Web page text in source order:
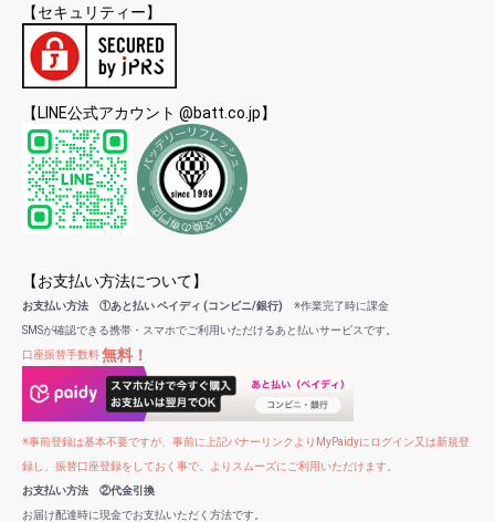
【セキュリティー】
【LINE公式アカウント @batt.co.jp】
【お支払い方法について】
お支払い方法 ①あと払い ペイディ (コンビニ/銀行) ※作業完了時に課金
SMSが確認できる携帯・スマホでご利用いただけるあと払いサービスです。
口座振替手数料無料！
※事前登録は基本不要ですが、事前に上記バナーリンクよりMyPaidyにログイン又は新規登
録し、振替口座登録をしておく事で、よりスムーズにご利用いただけます。
お支払い方法 ②代金引換
お届け配達時に現金でお支払いただく方法です。